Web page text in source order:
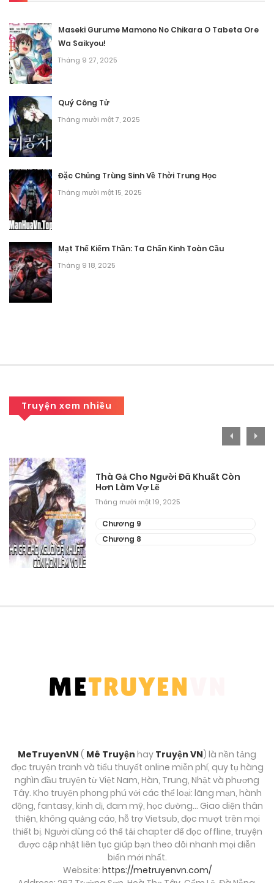
Chương 128
Tháng 8 30, 2025
Chương 127
Chương 126
Tháng 8 30, 2025
Chương 125
Tháng 8 30, 2025
Chương 124
Tháng 8 30, 2025
Chương 123
Tháng 8 30, 2025
Tháng 8 30, 2025
Chương 120
Chương 119
Tháng 8 30, 2025
Chương 118
Tháng 8 30, 2025
Chương 115
Tháng 8 30, 2025
Chương 113
Tháng 8 30, 2025
Chương 112
Tháng 8 30, 2025
Maseki Gurume Mamono No Chikara O Tabeta Ore
Wa Saikyou!
Tháng 9 27, 2025
Quý Công Tử
Tháng mười một 7, 2025
Đặc Chủng Trùng Sinh Về Thời Trung Học
Tháng mười một 15, 2025
Mạt Thế Kiếm Thần: Ta Chấn Kinh Toàn Cầu
Tháng 9 18, 2025
Truyện xem nhiều
Thà Gả Cho Người Đã Khuất Còn
Hơn Làm Vợ Lẽ
Tháng mười một 19, 2025
Chương 9
Chương 8
MeTruyenVN ( Mê Truyện hay Truyện VN) là nền tảng
đọc truyện tranh và tiểu thuyết online miễn phí, quy tụ hàng
nghìn đầu truyện từ Việt Nam, Hàn, Trung, Nhật và phương
Tây. Kho truyện phong phú với các thể loại: lãng mạn, hành
động, fantasy, kinh dị, đam mỹ, học đường… Giao diện thân
thiện, không quảng cáo, hỗ trợ Vietsub, đọc mượt trên mọi
thiết bị. Người dùng có thể tải chapter để đọc offline, truyện
được cập nhật liên tục giúp bạn theo dõi nhanh mọi diễn
biến mới nhất.
Website: https://metruyenvn.com/